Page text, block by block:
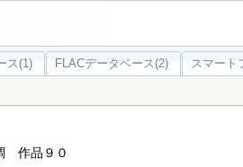
ス(1) FLACデータベース(2) スマート
作品９０